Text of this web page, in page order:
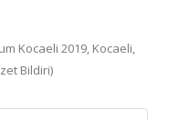
Kocaeli 2019, Kocaeli,
Bildiri)